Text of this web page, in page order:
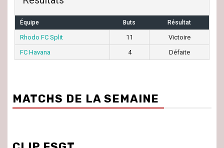
Équipe Buts Résultat
Rhodo FC Split 11
Victoire
FC Havana
4 Défaite
MATCHS DE LA SEMAINE